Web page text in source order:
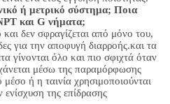
ή μετρικό σύστημα; Ποια
και G νήματα;
και δεν σφραγίζεται από μόνο του,
για την αποφυγή διαρροής.και τα
γίνονται όλο και πιο σφιχτά όταν
μέσω της παραμόρφωσης
ή η ταινία χρησιμοποιούνται
της επίδρασης